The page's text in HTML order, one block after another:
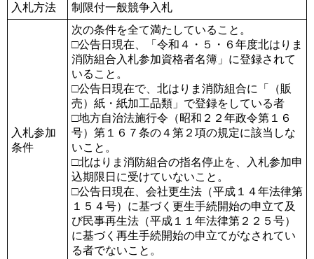
入札方法
制限付一般競争入札
入札参加
条件
次の条件を全て満たしていること。
□公告日現在、「令和４・５・６年度北はりま
消防組合入札参加資格者名簿」に登録されて
いること。
□公告日現在で、北はりま消防組合に「（販
売）紙・紙加工品類」で登録をしている者
□地方自治法施行令（昭和２２年政令第１６
号）第１６７条の４第２項の規定に該当しな
いこと。
□北はりま消防組合の指名停止を、入札参加申
込期限日に受けていないこと。
□公告日現在、会社更生法（平成１４年法律第
１５４号）に基づく更生手続開始の申立て及
び民事再生法（平成１１年法律第２２５号）
に基づく再生手続開始の申立てがなされてい
る者でないこと。